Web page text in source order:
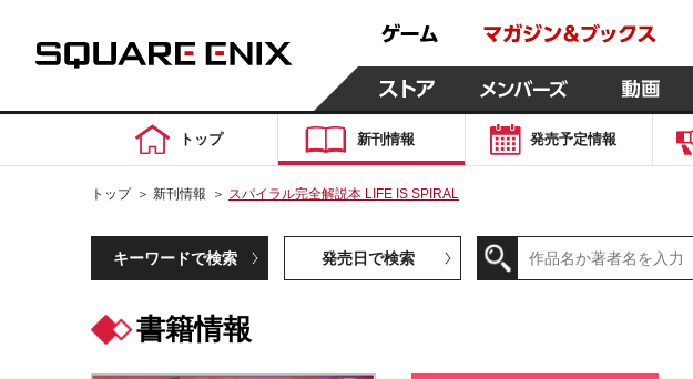
トップ 新刊情報 発売予定情報
トップ ＞ 新刊情報 ＞ スパイラル完全解説本 LIFE IS SPIRAL
キーワードで検索 発売日で検索
書籍情報